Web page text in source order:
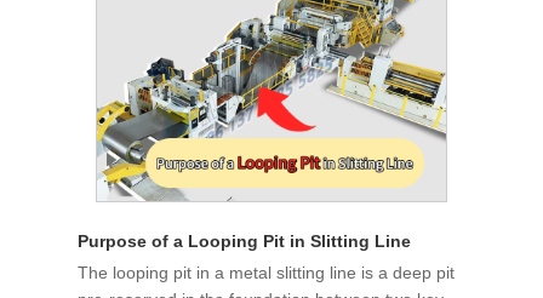
Purpose of a Looping Pit in Slitting Line
The looping pit in a metal slitting line is a deep pit